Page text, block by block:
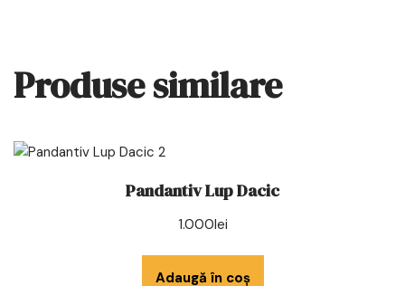
Produse similare
Pandantiv Lup Dacic
1.000lei
Adaugă în coș